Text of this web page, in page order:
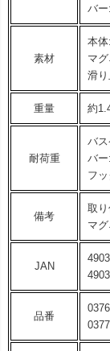
バ
素材
本
マ
滑
重量 約
耐荷重
バ
バ
フ
備考
取
マ
JAN
品番